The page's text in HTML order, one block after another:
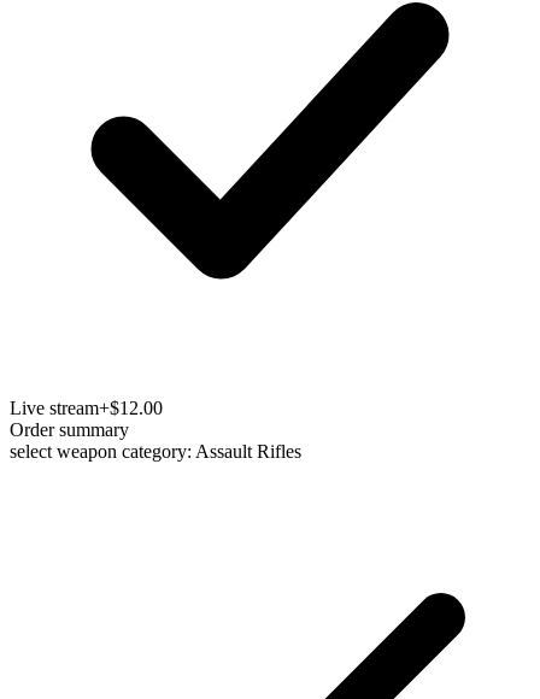
Live stream+$12.00
Order summary
select weapon category: Assault Rifles